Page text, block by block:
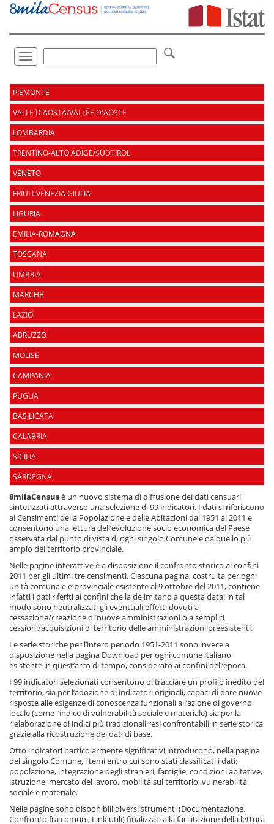
Vai
direttamente
Toggle
navigation
.
PIEMONTE
VALLE D'AOSTA/VALLÉE D'AOSTE
LOMBARDIA
TRENTINO-ALTO ADIGE/SÜDTIROL
VENETO
FRIULI-VENEZIA GIULIA
LIGURIA
EMILIA-ROMAGNA
TOSCANA
UMBRIA
MARCHE
LAZIO
ABRUZZO
MOLISE
CAMPANIA
PUGLIA
BASILICATA
CALABRIA
SICILIA
SARDEGNA
8milaCensusè un nuovo sistema di diffusione dei dati censuari
sintetizzati attraverso una selezione di 99 indicatori. I dati si riferiscono
ai Censimenti della Popolazione e delle Abitazioni dal 1951 al 2011 e
consentono una lettura dell’evoluzione socio economica del Paese
osservata dal punto di vista di ogni singolo Comune e da quello più
ampio del territorio provinciale.
Nelle pagine interattive è a disposizione il confronto storico ai confini
2011 per gli ultimi tre censimenti. Ciascuna pagina, costruita per ogni
unità comunale e provinciale esistente al 9 ottobre del 2011, contiene
infatti i dati riferiti ai confini che la delimitano a questa data: in tal
modo sono neutralizzati gli eventuali effetti dovuti a
cessazione/creazione di nuove amministrazioni o a semplici
cessioni/acquisizioni di territorio delle amministrazioni preesistenti.
Le serie storiche per l’intero periodo 1951-2011 sono invece a
disposizione nella pagina Download per ogni comune italiano
esistente in quest’arco di tempo, considerato ai confini dell’epoca.
I 99 indicatori selezionati consentono di tracciare un profilo inedito del
territorio, sia per l’adozione di indicatori originali, capaci di dare nuove
risposte alle esigenze di conoscenza funzionali all’azione di governo
locale (come l’indice di vulnerabilità sociale e materiale) sia per la
rielaborazione di indici più tradizionali resi confrontabili in serie storica
grazie alla ricostruzione dei dati di base.
Otto indicatori particolarmente significativi introducono, nella pagina
del singolo Comune, i temi entro cui sono stati classificati i dati:
popolazione, integrazione degli stranieri, famiglie, condizioni abitative,
istruzione, mercato del lavoro, mobilità sul territorio, vulnerabilità
sociale e materiale.
Nelle pagine sono disponibili diversi strumenti (Documentazione,
Confronto fra comuni, Link utili) finalizzati alla facilitazione della lettura